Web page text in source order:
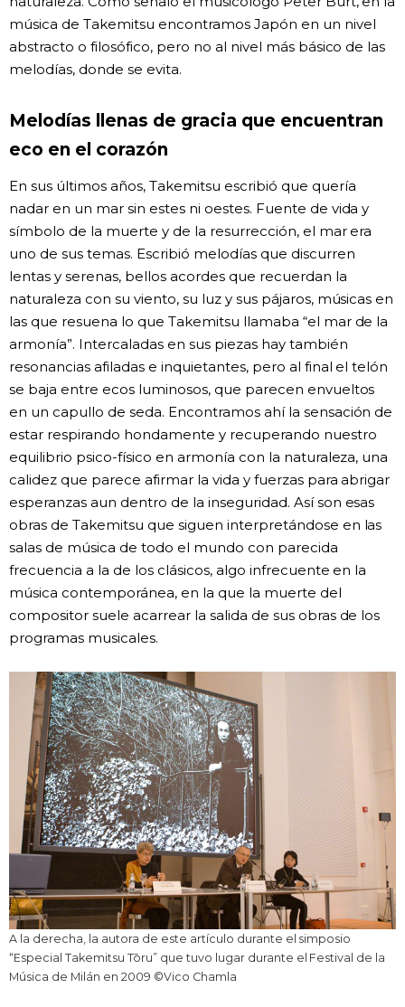
música de Takemitsu encontramos Japón en un nivel
abstracto o filosófico, pero no al nivel más básico de las
melodías, donde se evita.
Melodías llenas de gracia que encuentran
eco en el corazón
En sus últimos años, Takemitsu escribió que quería
nadar en un mar sin estes ni oestes. Fuente de vida y
símbolo de la muerte y de la resurrección, el mar era
uno de sus temas. Escribió melodías que discurren
lentas y serenas, bellos acordes que recuerdan la
naturaleza con su viento, su luz y sus pájaros, músicas en
las que resuena lo que Takemitsu llamaba “el mar de la
armonía”. Intercaladas en sus piezas hay también
resonancias afiladas e inquietantes, pero al final el telón
se baja entre ecos luminosos, que parecen envueltos
en un capullo de seda. Encontramos ahí la sensación de
estar respirando hondamente y recuperando nuestro
equilibrio psico-físico en armonía con la naturaleza, una
calidez que parece afirmar la vida y fuerzas para abrigar
esperanzas aun dentro de la inseguridad. Así son esas
obras de Takemitsu que siguen interpretándose en las
salas de música de todo el mundo con parecida
frecuencia a la de los clásicos, algo infrecuente en la
música contemporánea, en la que la muerte del
compositor suele acarrear la salida de sus obras de los
programas musicales.
A la derecha, la autora de este artículo durante el simposio
“Especial Takemitsu Tōru” que tuvo lugar durante el Festival de la
Música de Milán en 2009 ©Vico Chamla